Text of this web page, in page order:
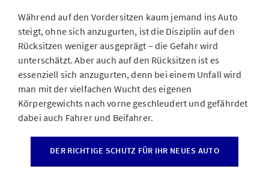
Während auf den Vordersitzen kaum jemand ins Auto
steigt, ohne sich anzugurten, ist die Disziplin auf den
Rücksitzen weniger ausgeprägt – die Gefahr wird
unterschätzt. Aber auch auf den Rücksitzen ist es
essenziell sich anzugurten, denn bei einem Unfall wird
man mit der vielfachen Wucht des eigenen
Körpergewichts nach vorne geschleudert und gefährdet
dabei auch Fahrer und Beifahrer.
DER RICHTIGE SCHUTZ FÜR IHR NEUES AUTO